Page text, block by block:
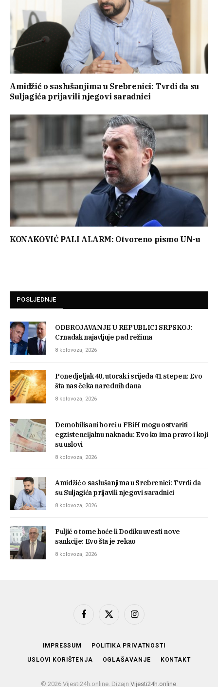
Amidžić o saslušanjima u Srebrenici: Tvrdi da su
Suljagića prijavili njegovi saradnici
KONAKOVIĆ PALI ALARM: Otvoreno pismo UN-u
POSLJEDNJE
ODBROJAVANJE U REPUBLICI SRPSKOJ:
Crnadak najavljuje pad režima
8 kolovoza, 2026
Ponedjeljak 40, utorak i srijeda 41 stepen: Evo
šta nas čeka narednih dana
8 kolovoza, 2026
Demobilisani borci u FBiH mogu ostvariti
egzistencijalnu naknadu: Evo ko ima pravo i koji
su uslovi
8 kolovoza, 2026
Amidžić o saslušanjima u Srebrenici: Tvrdi da
su Suljagića prijavili njegovi saradnici
8 kolovoza, 2026
Puljić o tome hoće li Dodiku uvesti nove
sankcije: Evo šta je rekao
8 kolovoza, 2026
Facebook
X
Instagram
IMPRESSUM POLITIKA PRIVATNOSTI
USLOVI KORIŠTENJA OGLAŠAVANJE KONTAKT
© 2026 Vijesti24h.online. Dizajn Vijesti24h.online.